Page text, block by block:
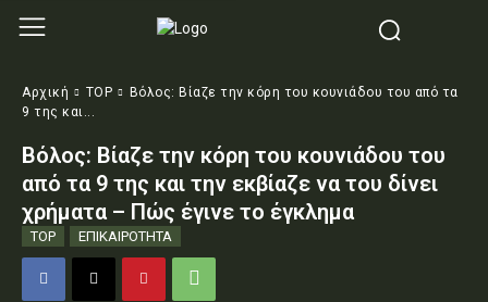
Αρχική TOP
Βόλος: Βίαζε την κόρη του κουνιάδου του από τα
9 της και...
Βόλος: Βίαζε την κόρη του κουνιάδου του
από τα 9 της και την εκβίαζε να του δίνει
χρήματα – Πώς έγινε το έγκλημα
TOP ΕΠΙΚΑΙΡΟΤΗΤΑ